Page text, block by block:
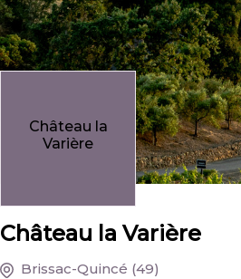
Château la
Varière
Château la Varière
Brissac-Quincé (49)